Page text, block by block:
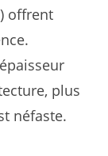
) offrent
plus
néfaste.